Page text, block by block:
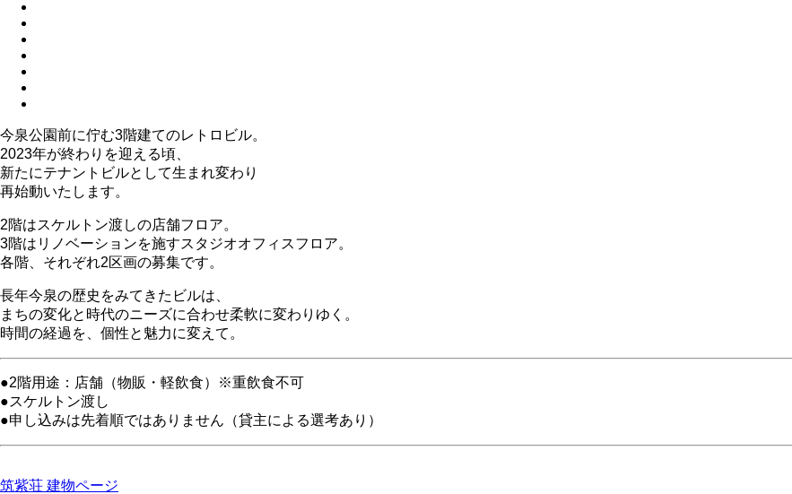
今泉公園前に佇む3階建てのレトロビル。
2023年が終わりを迎える頃、
新たにテナントビルとして生まれ変わり
再始動いたします。
2階はスケルトン渡しの店舗フロア。
3階はリノベーションを施すスタジオオフィスフロア。
各階、それぞれ2区画の募集です。
長年今泉の歴史をみてきたビルは、
まちの変化と時代のニーズに合わせ柔軟に変わりゆく。
時間の経過を、個性と魅力に変えて。
●2階用途：店舗（物販・軽飲食）※重飲食不可
●スケルトン渡し
●申し込みは先着順ではありません（貸主による選考あり）
筑紫荘 建物ページ